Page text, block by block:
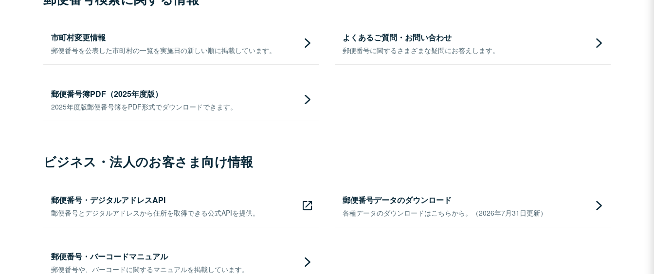
市町村変更情報
郵便番号を公表した市町村の一覧を実施日の新しい順に掲載しています。
よくあるご質問・お問い合わせ
郵便番号に関するさまざまな疑問にお答えします。
郵便番号簿PDF（2025年度版）
2025年度版郵便番号簿をPDF形式でダウンロードできます。
ビジネス・法人のお客さま向け情報
郵便番号・デジタルアドレスAPI
郵便番号とデジタルアドレスから住所を取得できる公式APIを提供。
郵便番号データのダウンロード
各種データのダウンロードはこちらから。（2026年7月31日更新）
郵便番号・バーコードマニュアル
郵便番号や、バーコードに関するマニュアルを掲載しています。